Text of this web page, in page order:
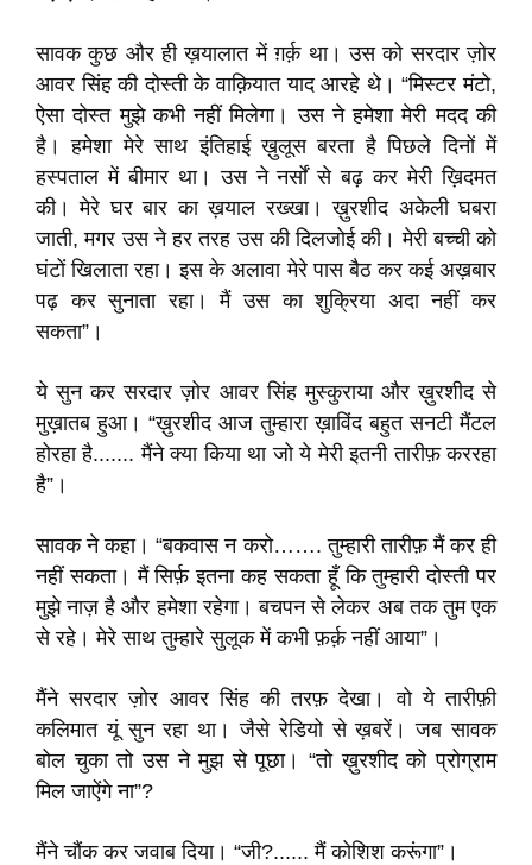
सावक कुछ और ही ख़यालात में ग़र्क़ था। उस को सरदार ज़ोर
आवर सिंह की दोस्ती के वाक़ियात याद आरहे थे। “मिस्टर मंटो,
ऐसा दोस्त मुझे कभी नहीं मिलेगा। उस ने हमेशा मेरी मदद की
है। हमेशा मेरे साथ इंतिहाई ख़ुलूस बरता है पिछले दिनों में
हस्पताल में बीमार था। उस ने नर्सों से बढ़ कर मेरी ख़िदमत
की। मेरे घर बार का ख़याल रख्खा। ख़ुरशीद अकेली घबरा
जाती, मगर उस ने हर तरह उस की दिलजोई की। मेरी बच्ची को
घंटों खिलाता रहा। इस के अलावा मेरे पास बैठ कर कई अख़बार
पढ़ कर सुनाता रहा। मैं उस का शुक्रिया अदा नहीं कर
सकता”।
ये सुन कर सरदार ज़ोर आवर सिंह मुस्कुराया और ख़ुरशीद से
मुख़ातब हुआ। “ख़ुरशीद आज तुम्हारा ख़ाविंद बहुत सनटी मैंटल
होरहा है....... मैंने क्या किया था जो ये मेरी इतनी तारीफ़ कररहा
है”।
सावक ने कहा। “बकवास न करो……. तुम्हारी तारीफ़ मैं कर ही
नहीं सकता। मैं सिर्फ़ इतना कह सकता हूँ कि तुम्हारी दोस्ती पर
मुझे नाज़ है और हमेशा रहेगा। बचपन से लेकर अब तक तुम एक
से रहे। मेरे साथ तुम्हारे सुलूक में कभी फ़र्क़ नहीं आया”।
मैंने सरदार ज़ोर आवर सिंह की तरफ़ देखा। वो ये तारीफ़ी
कलिमात यूं सुन रहा था। जैसे रेडियो से ख़बरें। जब सावक
बोल चुका तो उस ने मुझ से पूछा। “तो ख़ुरशीद को प्रोग्राम
मिल जाऐंगे ना”?
मैंने चौंक कर जवाब दिया। “जी?...... मैं कोशिश करूंगा”।